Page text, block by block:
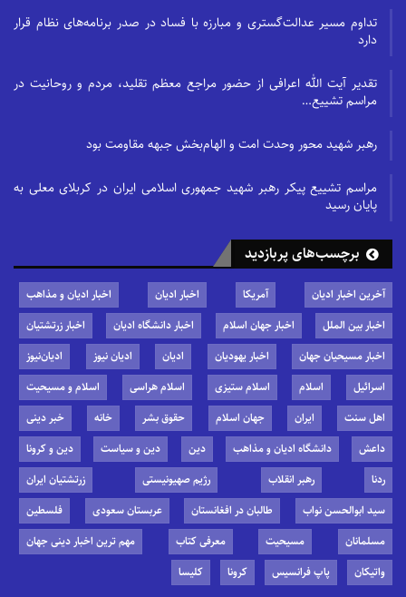
تداوم مسیر عدالت‌گستری و مبارزه با فساد در صدر برنامه‌های نظام قرار
دارد
تقدیر آیت الله اعرافی از حضور مراجع معظم تقلید، مردم و روحانیت در
مراسم تشییع…
رهبر شهید محور وحدت امت و الهام‌بخش جبهه مقاومت بود
مراسم تشییع پیکر رهبر شهید جمهوری اسلامی ایران در کربلای معلی به
پایان رسید
برچسب‌های پربازدید
آخرین اخبار ادیان آمریکا اخبار ادیان
اخبار ادیان و مذاهب
اخبار بین الملل
اخبار جهان اسلام اخبار دانشگاه ادیان
اخبار زرتشتیان
اخبار مسیحیان جهان
اخبار یهودیان ادیان ادیان نیوز
ادیان‌نیوز
اسرائیل
اسلام اسلام ستیزی اسلام هراسی
اسلام و مسیحیت
اهل سنت
ایران جهان اسلام حقوق بشر خانه
خبر دینی
داعش
دانشگاه ادیان و مذاهب دین دین و سیاست
دین و کرونا
ردنا
رهبر انقلاب رژیم صهیونیستی
زرتشتیان ایران
سید ابوالحسن نواب
طالبان در افغانستان عربستان سعودی
فلسطین
مسلمانان
مسیحیت معرفی کتاب
مهم ترین اخبار دینی جهان
واتیکان
پاپ فرانسیس کرونا کلیسا